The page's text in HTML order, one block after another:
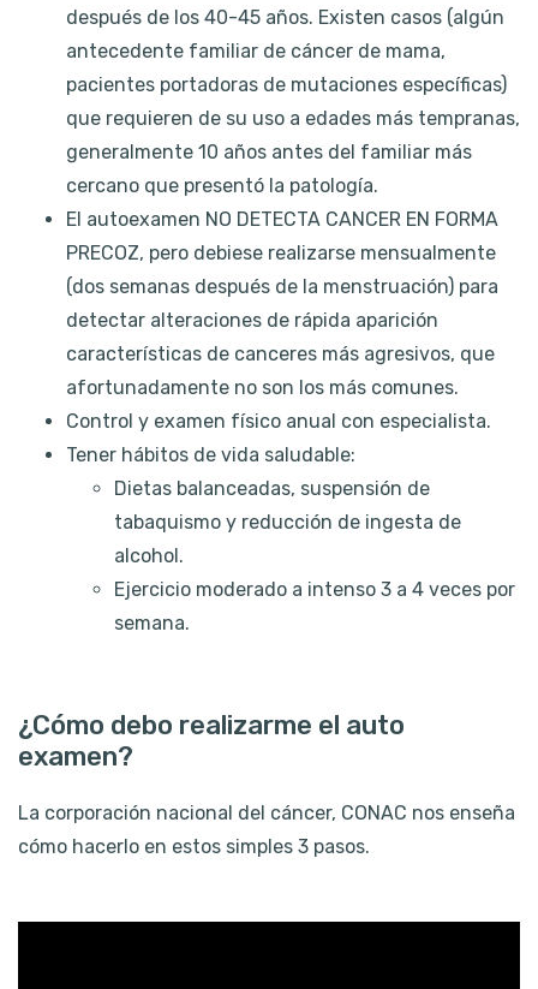
después de los 40-45 años. Existen casos (algún
antecedente familiar de cáncer de mama,
pacientes portadoras de mutaciones específicas)
que requieren de su uso a edades más tempranas,
generalmente 10 años antes del familiar más
cercano que presentó la patología.
El autoexamen NO DETECTA CANCER EN FORMA
PRECOZ, pero debiese realizarse mensualmente
(dos semanas después de la menstruación) para
detectar alteraciones de rápida aparición
características de canceres más agresivos, que
afortunadamente no son los más comunes.
Control y examen físico anual con especialista.
Tener hábitos de vida saludable:
Dietas balanceadas, suspensión de
tabaquismo y reducción de ingesta de
alcohol.
Ejercicio moderado a intenso 3 a 4 veces por
semana.
¿Cómo debo realizarme el auto
examen?
La corporación nacional del cáncer, CONAC nos enseña
cómo hacerlo en estos simples 3 pasos.